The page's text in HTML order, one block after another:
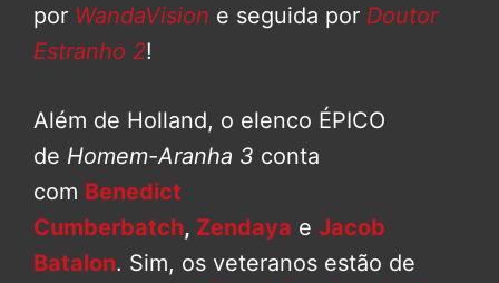
por WandaVision e seguida por Doutor
Estranho 2!
Além de Holland, o elenco ÉPICO
de Homem-Aranha 3 conta
com Benedict
Cumberbatch, Zendaya e Jacob
Batalon. Sim, os veteranos estão de